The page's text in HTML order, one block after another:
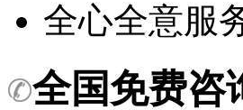
全心全意服
全国免费咨